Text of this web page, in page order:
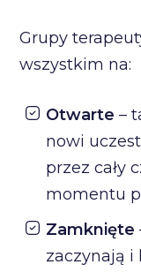
Grupy
wszystkim na:
Otwarte –
nowi
przez cały
momentu
Zamknięte
zaczynają i